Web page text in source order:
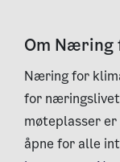
Om Næring
Næring for
for
møteplasser
åpne for alle